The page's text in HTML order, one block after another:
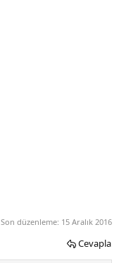
Son düzenleme: 15 Aralık 2016
Cevapla